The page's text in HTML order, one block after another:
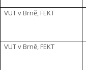
VUT v Brně, FEKT
VUT v Brně, FEKT